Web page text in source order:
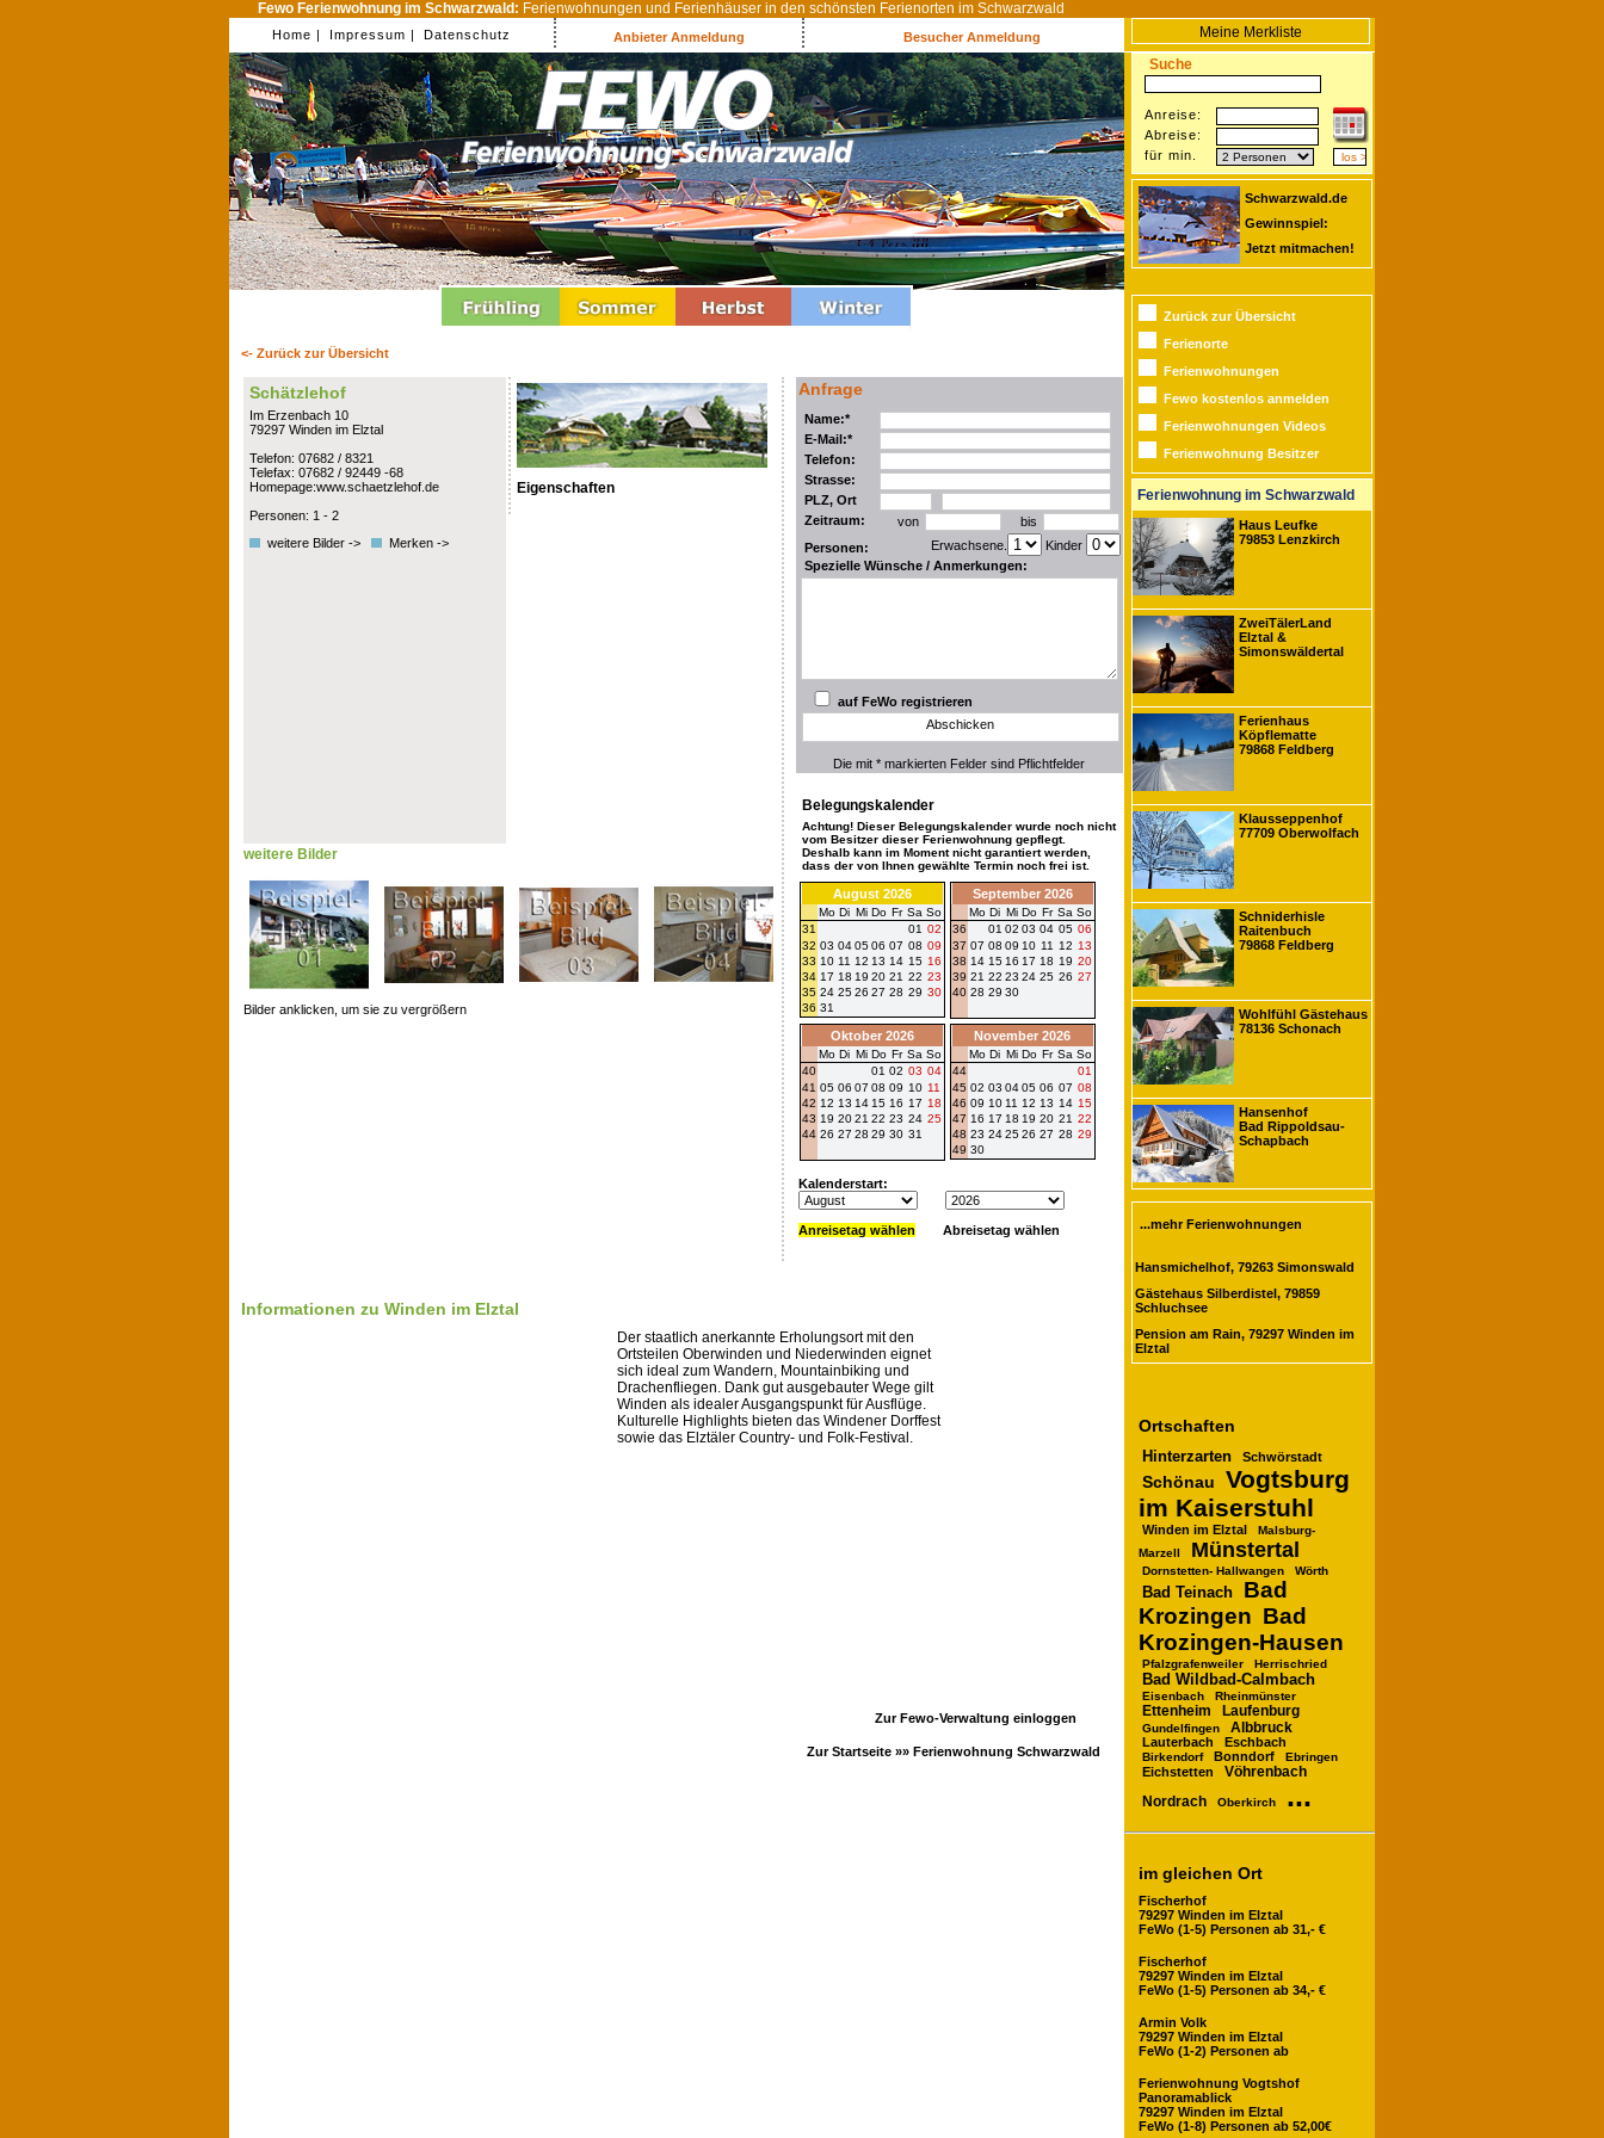
Fewo Ferienwohnung im Schwarzwald: Ferienwohnungen und Ferienhäuser in den schönsten Ferienorten im Schwarzwald
Home | Impressum | Datenschutz Anbieter Anmeldung Besucher Anmeldung
Meine Merkliste
Suche
Anreise:
Abreise:
für min.
Schwarzwald.de
Gewinnspiel:
Jetzt mitmachen!
<- Zurück zur Übersicht
Schätzlehof
Im Erzenbach 10
79297 Winden im Elztal
Telefon: 07682 / 8321
Telefax: 07682 / 92449 -68
Homepage:www.schaetzlehof.de
Personen: 1 - 2
weitere Bilder ->
Merken ->
Eigenschaften
Anfrage
Name:*
E-Mail:*
Telefon:
Strasse:
PLZ, Ort
Zeitraum:
von
bis
Personen:
Erwachsene.
Kinder
Spezielle Wünsche / Anmerkungen:
auf FeWo registrieren
Abschicken
Die mit * markierten Felder sind Pflichtfelder
Belegungskalender
Achtung! Dieser Belegungskalender wurde noch nicht
vom Besitzer dieser Ferienwohnung gepflegt.
Deshalb kann im Moment nicht garantiert werden,
dass der von Ihnen gewählte Termin noch frei ist.
August 2026
Mo Di Mi Do Fr Sa So
31
01 02
32 03 04 05 06 07 08 09
33 10 11 12 13 14 15 16
34 17 18 19 20 21 22 23
35 24 25 26 27 28 29 30
36 31
September 2026
Mo Di Mi Do Fr Sa So
36
01 02 03 04 05 06
37 07 08 09 10 11 12 13
38 14 15 16 17 18 19 20
39 21 22 23 24 25 26 27
40 28 29 30
Oktober 2026
Mo Di Mi Do Fr Sa So
40
01 02 03 04
41 05 06 07 08 09 10 11
42 12 13 14 15 16 17 18
43 19 20 21 22 23 24 25
44 26 27 28 29 30 31
November 2026
Mo Di Mi Do Fr Sa So
44
01
45 02 03 04 05 06 07 08
46 09 10 11 12 13 14 15
47 16 17 18 19 20 21 22
48 23 24 25 26 27 28 29
49 30
Kalenderstart:
Anreisetag wählen Abreisetag wählen
weitere Bilder
Bilder anklicken, um sie zu vergrößern
Informationen zu Winden im Elztal
Der staatlich anerkannte Erholungsort mit den
Ortsteilen Oberwinden und Niederwinden eignet
sich ideal zum Wandern, Mountainbiking und
Drachenfliegen. Dank gut ausgebauter Wege gilt
Winden als idealer Ausgangspunkt für Ausflüge.
Kulturelle Highlights bieten das Windener Dorffest
sowie das Elztäler Country- und Folk-Festival.
Zur Fewo-Verwaltung einloggen
Zur Startseite »» Ferienwohnung Schwarzwald
Zurück zur Übersicht
Ferienorte
Ferienwohnungen
Fewo kostenlos anmelden
Ferienwohnungen Videos
Ferienwohnung Besitzer
Ferienwohnung im Schwarzwald
Haus Leufke
79853 Lenzkirch
ZweiTälerLand
Elztal &
Simonswäldertal
Ferienhaus
Köpflematte
79868 Feldberg
Klausseppenhof
77709 Oberwolfach
Schniderhisle
Raitenbuch
79868 Feldberg
Wohlfühl Gästehaus
78136 Schonach
Hansenhof
Bad Rippoldsau-
Schapbach
...mehr Ferienwohnungen
Hansmichelhof, 79263 Simonswald
Gästehaus Silberdistel, 79859
Schluchsee
Pension am Rain, 79297 Winden im
Elztal
Ortschaften
Hinterzarten Schwörstadt
Schönau
Vogtsburg
im Kaiserstuhl
Winden im Elztal
Malsburg-
Marzell
Münstertal
Dornstetten- Hallwangen Wörth
Bad Teinach
Bad
Krozingen Bad
Krozingen-Hausen
Pfalzgrafenweiler Herrischried
Bad Wildbad-Calmbach
Eisenbach Rheinmünster
Ettenheim Laufenburg
Gundelfingen Albbruck
Lauterbach Eschbach
Birkendorf Bonndorf Ebringen
Eichstetten Vöhrenbach
Nordrach Oberkirch ...
im gleichen Ort
Fischerhof
79297 Winden im Elztal
FeWo (1-5) Personen ab 31,- €
Fischerhof
79297 Winden im Elztal
FeWo (1-5) Personen ab 34,- €
Armin Volk
79297 Winden im Elztal
FeWo (1-2) Personen ab
Ferienwohnung Vogtshof
Panoramablick
79297 Winden im Elztal
FeWo (1-8) Personen ab 52,00€